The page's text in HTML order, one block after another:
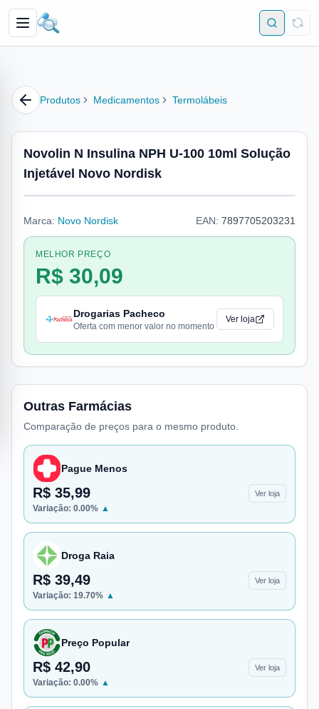
Produtos Medicamentos Termolábeis
Novolin N Insulina NPH U-100 10ml Solução
Injetável Novo Nordisk
Marca: Novo Nordisk EAN: 7897705203231
MELHOR PREÇO
R$ 30,09
Drogarias Pacheco
Oferta com menor valor no momento
Ver loja
Outras Farmácias
Comparação de preços para o mesmo produto.
Pague Menos
R$ 35,99 Ver loja
Variação: 0.00% ▲
Droga Raia
R$ 39,49 Ver loja
Variação: 19.70% ▲
Preço Popular
R$ 42,90 Ver loja
Variação: 0.00% ▲